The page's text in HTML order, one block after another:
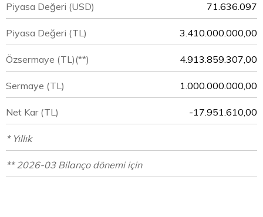
Piyasa Değeri (USD) 71.636.097
Piyasa Değeri (TL) 3.410.000.000,00
Özsermaye (TL)(**) 4.913.859.307,00
Sermaye (TL) 1.000.000.000,00
Net Kar (TL) -17.951.610,00
* Yıllık
** 2026-03 Bilanço dönemi için